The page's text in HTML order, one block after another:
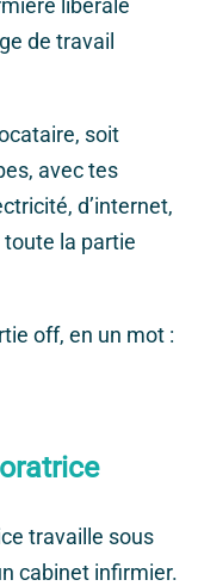
libérale
de travail
soit
avec tes
d’internet,
la partie
off, en un mot :
travaille sous
cabinet infirmier.